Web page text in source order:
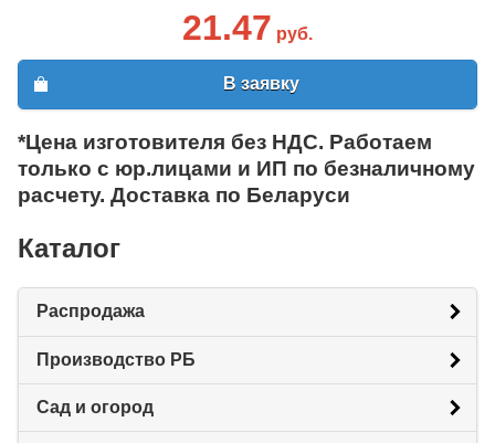
21.47 руб.
В заявку
*Цена изготовителя без НДС. Работаем
только с юр.лицами и ИП по безналичному
расчету. Доставка по Беларуси
Каталог
Распродажа
Производство РБ
Сад и огород